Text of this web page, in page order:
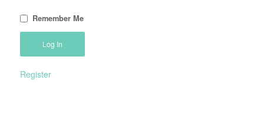
Remember Me
Register